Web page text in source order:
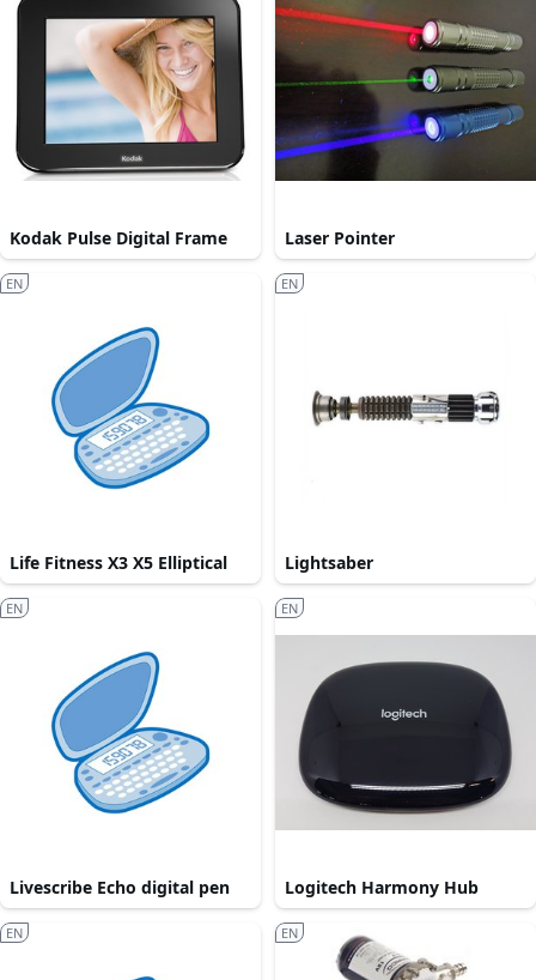
Kodak Pulse Digital Frame Laser Pointer
Life Fitness X3 X5 Elliptical
EN
Lightsaber
EN
Livescribe Echo digital pen
EN
Logitech Harmony Hub
EN
EN EN